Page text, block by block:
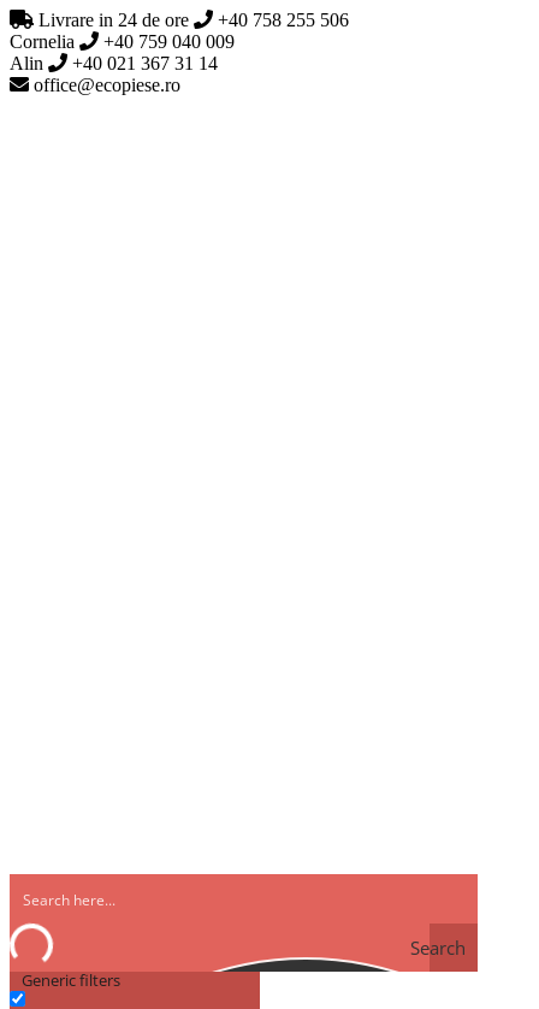
Livrare in 24 de ore
+40 758 255 506
Cornelia
+40 759 040 009
Alin
+40 021 367 31 14
office@ecopiese.ro
Search
Generic filters